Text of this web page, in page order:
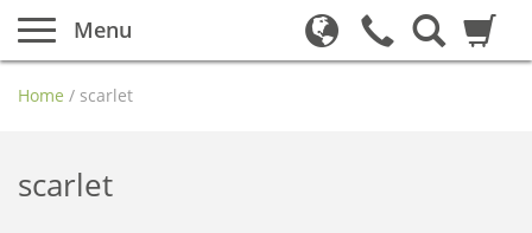
Menu
Home / scarlet
scarlet